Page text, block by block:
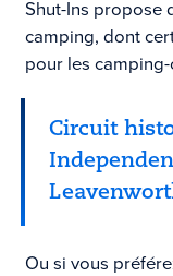
Shut-Ins propose
camping, dont
pour les
Circuit
Ou si vous